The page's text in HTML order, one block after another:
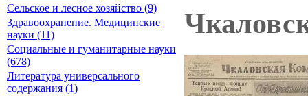
Сельское и лесное хозяйство (9)
Здравоохранение. Медицинские
науки (11)
Социальные и гуманитарные науки
(678)
Литература универсального
содержания (1)